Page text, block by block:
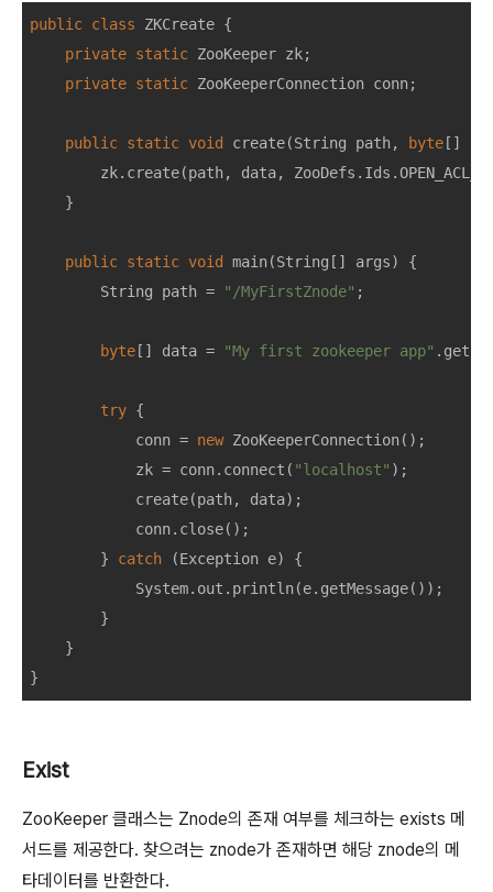
public class ZKCreate {
private static ZooKeeper zk;
private static ZooKeeperConnection conn;
public static void create(String path, byte []
zk. create(path, data, ZooDefs . Ids .
}
public static void main(String [] args)
{
String
path = "/MyFirstZnode" ;
byte [] data = "My first zookeeper app" .
try {
conn = new ZooKeeperConnection();
zk = conn. connect ( "localhost" );
create(path, data);
conn. close();
}
catch (Exception e)
{
System. out . println(e. getMessage());
}
}
}
Exist
ZooKeeper 클래스는 Znode의 존재 여부를 체크하는 exists 메
서드를 제공한다. 찾으려는 znode가 존재하면 해당 znode의 메
타데이터를 반환한다.